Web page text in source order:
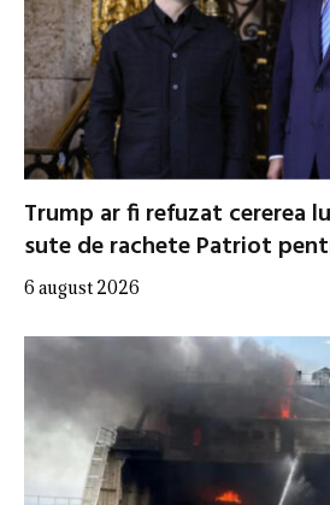
Trump ar fi refuzat cererea
sute de rachete Patriot
6 august 2026